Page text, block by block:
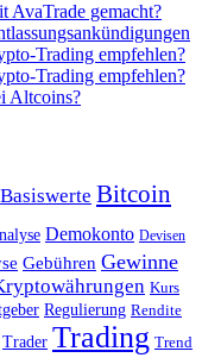
AvaTrade gemacht?
Trading empfehlen?
Trading empfehlen?
Altcoins?
Basiswerte Bitcoin
Demokonto Devisen
Gebühren Gewinne
Kurs
Regulierung Rendite
Trader Trading Trend